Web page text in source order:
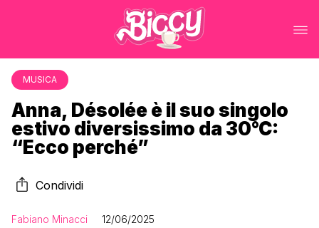
MUSICA
Anna, Désolée è il suo singolo
estivo diversissimo da 30°C:
“Ecco perché”
Condividi
Fabiano Minacci 12/06/2025